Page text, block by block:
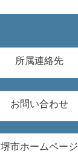
所属連絡先
お問い合わせ
堺市ホームページ